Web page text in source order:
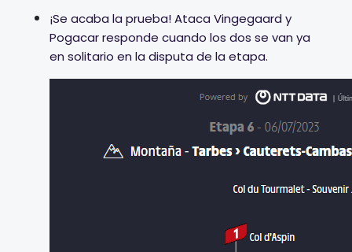
¡Se acaba la prueba! Ataca Vingegaard y
Pogacar responde cuando los dos se van ya
en solitario en la disputa de la etapa.